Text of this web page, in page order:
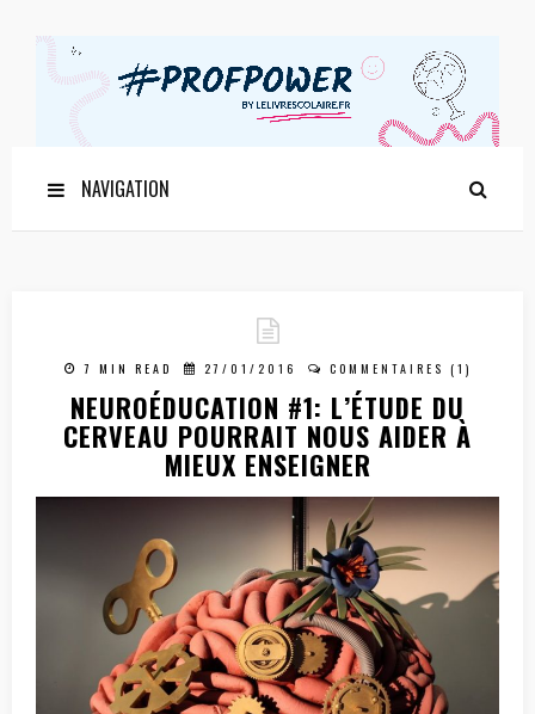
NAVIGATION
7 MIN READ 27/01/2016 COMMENTAIRES (1)
NEUROÉDUCATION #1: L’ÉTUDE DU
CERVEAU POURRAIT NOUS AIDER À
MIEUX ENSEIGNER